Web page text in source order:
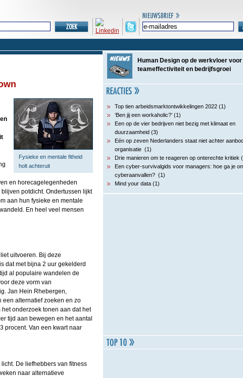
Fysieke en mentale fitheid
holt achteruit
en horecagelegenheden
potdicht. Ondertussen lijkt
aan hun fysieke en mentale
En heel veel mensen
uitvoeren. Bij deze
dat met bijna 2 uur gekelderd
al populaire wandelen de
deze vorm van
Jan Hein Rhebergen,
een alternatief zoeken en zo
onderzoek tonen aan dat het
tijd aan bewegen en het aantal
procent. Van een kwart naar
De liefhebbers van fitness
naar alternatieve
Human Design op de werkvloer voor
teameffectiviteit en bedrijfsgroei
Top tien arbeidsmarktontwikkelingen 2022 (1)
‘Ben jij een workaholic?’ (1)
Een op de vier bedrijven niet bezig met klimaat en
duurzaamheid (3)
Eén op zeven Nederlanders staat niet achter
organisatie (1)
Drie manieren om te reageren op onterechte kritiek
Een cyber-survivalgids voor managers: hoe ga je
cyberaanvallen? (1)
Mind your data (1)